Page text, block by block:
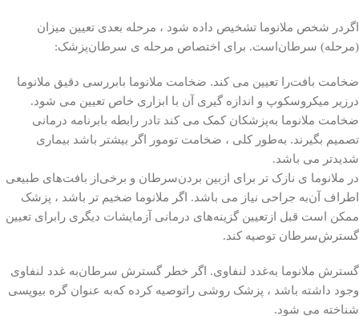
اگردر شخص ملانوما تشخیص داده شود ، مرحله بعدی تعیین میزان
(مرحله) سرطان‌است. برای اختصاص مرحله ی سرطان‌پزشک:
ضخامت بافت‌را تعیین می کند. ضخامت ملانوما با‌بررسی دقیق ملانوما
درزیر میکروسکوپ و اندازه گیری آن با ابزاری خاص تعیین می شود.
ضخامت ملانوما به‌پزشکان کمک می کند تادر رابطه بابرنامه درمانی
تصمیم بگیرند. به‌طور کلی ، ضخامت تومور اگر بیشتر باشد بیماری
شدیدتر می باشد.
در ملانوما ی نازک تر برای ازبین بردن‌سرطان و برخی‌از بافت‌های طبیعی
اطراف آن‌به جراحی نیاز می باشد. اگر ملانوما ضخیم تر باشد ، پزشک
ممکن است قبل ازتعیین گزینه‌های درمانی آزمایشات دیگری رابرای تعیین
گسترش‌سرطان توصیه کند.
گسترش ملانوما به‌غدد لنفاوی. اگر خطر گسترش سرطان‌به غدد لنفاوی
وجود داشته باشد ، پزشک روشی راتوصیه کرده که‌به عنوان گره بیوپسی
شناخته می شود.